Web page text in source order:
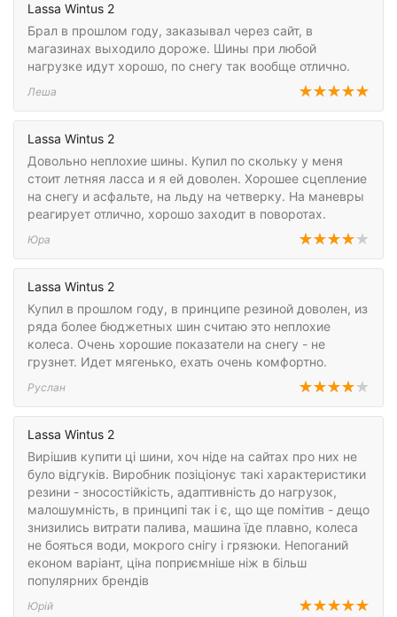
Lassa Wintus 2
Брал в прошлом году, заказывал через сайт, в
магазинах выходило дороже. Шины при любой
нагрузке идут хорошо, по снегу так вообще отлично.
Леша
Lassa Wintus 2
Довольно неплохие шины. Купил по скольку у меня
стоит летняя ласса и я ей доволен. Хорошее сцепление
на снегу и асфальте, на льду на четверку. На маневры
реагирует отлично, хорошо заходит в поворотах.
Юра
Lassa Wintus 2
Купил в прошлом году, в принципе резиной доволен, из
ряда более бюджетных шин считаю это неплохие
колеса. Очень хорошие показатели на снегу - не
грузнет. Идет мягенько, ехать очень комфортно.
Руслан
Lassa Wintus 2
Вирішив купити ці шини, хоч ніде на сайтах про них не
було відгуків. Виробник позіціонує такі характеристики
резини - зносостійкість, адаптивність до нагрузок,
малошумність, в принципі так і є, що ще помітив - дещо
знизились витрати палива, машина їде плавно, колеса
не бояться води, мокрого снігу і грязюки. Непоганий
економ варіант, ціна поприємніше ніж в більш
популярних брендів
Юрій